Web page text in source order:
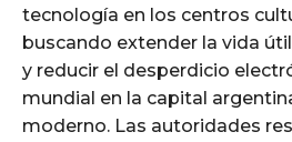
tecnología en los centros
buscando extender la vida
y reducir el desperdicio
mundial en la capital
moderno. Las autoridades